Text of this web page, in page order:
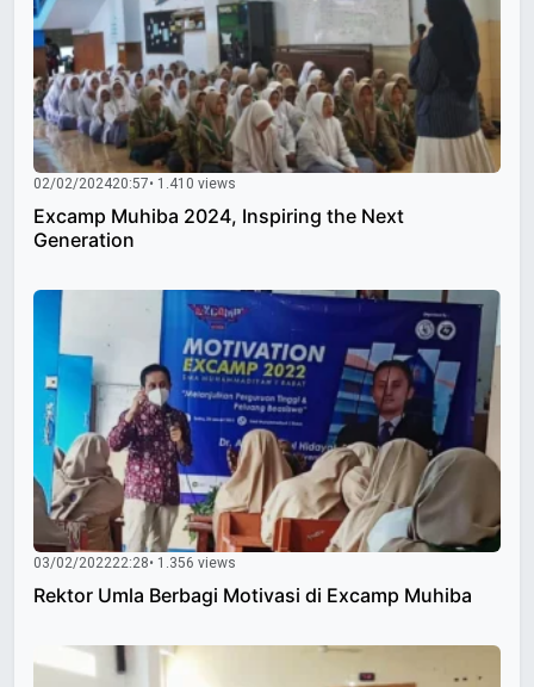
02/02/202420:57• 1.410 views
Excamp Muhiba 2024, Inspiring the Next
Generation
03/02/202222:28• 1.356 views
Rektor Umla Berbagi Motivasi di Excamp Muhiba